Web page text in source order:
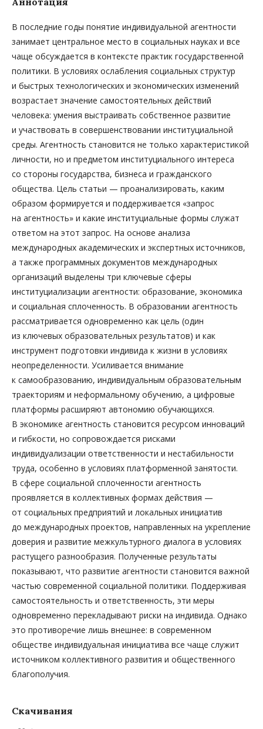
В последние годы понятие индивидуальной агентности
занимает центральное место в социальных науках и все
чаще обсуждается в контексте практик государственной
политики. В условиях ослабления социальных структур
и быстрых технологических и экономических изменений
возрастает значение самостоятельных действий
человека: умения выстраивать собственное развитие
и участвовать в совершенствовании институциальной
среды. Агентность становится не только характеристикой
личности, но и предметом институциального интереса
со стороны государства, бизнеса и гражданского
общества. Цель статьи — проанализировать, каким
образом формируется и поддерживается «запрос
на агентность» и какие институциальные формы служат
ответом на этот запрос. На основе анализа
международных академических и экспертных источников,
а также программных документов международных
организаций выделены три ключевые сферы
институциализации агентности: образование, экономика
и социальная сплоченность. В образовании агентность
рассматривается одновременно как цель (один
из ключевых образовательных результатов) и как
инструмент подготовки индивида к жизни в условиях
неопределенности. Усиливается внимание
к самообразованию, индивидуальным образовательным
траекториям и неформальному обучению, а цифровые
платформы расширяют автономию обучающихся.
В экономике агентность становится ресурсом инноваций
и гибкости, но сопровождается рисками
индивидуализации ответственности и нестабильности
труда, особенно в условиях платформенной занятости.
В сфере социальной сплоченности агентность
проявляется в коллективных формах действия —
от социальных предприятий и локальных инициатив
до международных проектов, направленных на укрепление
доверия и развитие межкультурного диалога в условиях
растущего разнообразия. Полученные результаты
показывают, что развитие агентности становится важной
частью современной социальной политики. Поддерживая
самостоятельность и ответственность, эти меры
одновременно перекладывают риски на индивида. Однако
это противоречие лишь внешнее: в современном
обществе индивидуальная инициатива все чаще служит
источником коллективного развития и общественного
благополучия.
Скачивания